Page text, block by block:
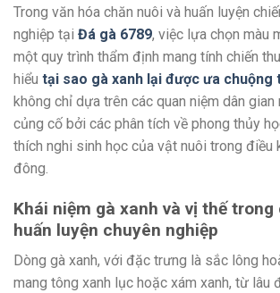
Trong văn hóa chăn nuôi và huấn luyện
nghiệp tại Đá gà 6789, việc lựa chọn màu
một quy trình thẩm định mang tính chiến
hiểu tại sao gà xanh lại được ưa chuộng
không chỉ dựa trên các quan niệm dân
củng cố bởi các phân tích về phong thủy
thích nghi sinh học của vật nuôi trong điều
đông.
Khái niệm gà xanh và vị thế
huấn luyện chuyên nghiệp
Dòng gà xanh, với đặc trưng là sắc lông
mang tông xanh lục hoặc xám xanh, từ lâu